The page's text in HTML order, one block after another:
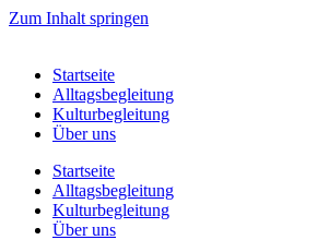
Zum Inhalt springen
Startseite
Alltagsbegleitung
Kulturbegleitung
Über uns
Startseite
Alltagsbegleitung
Kulturbegleitung
Über uns